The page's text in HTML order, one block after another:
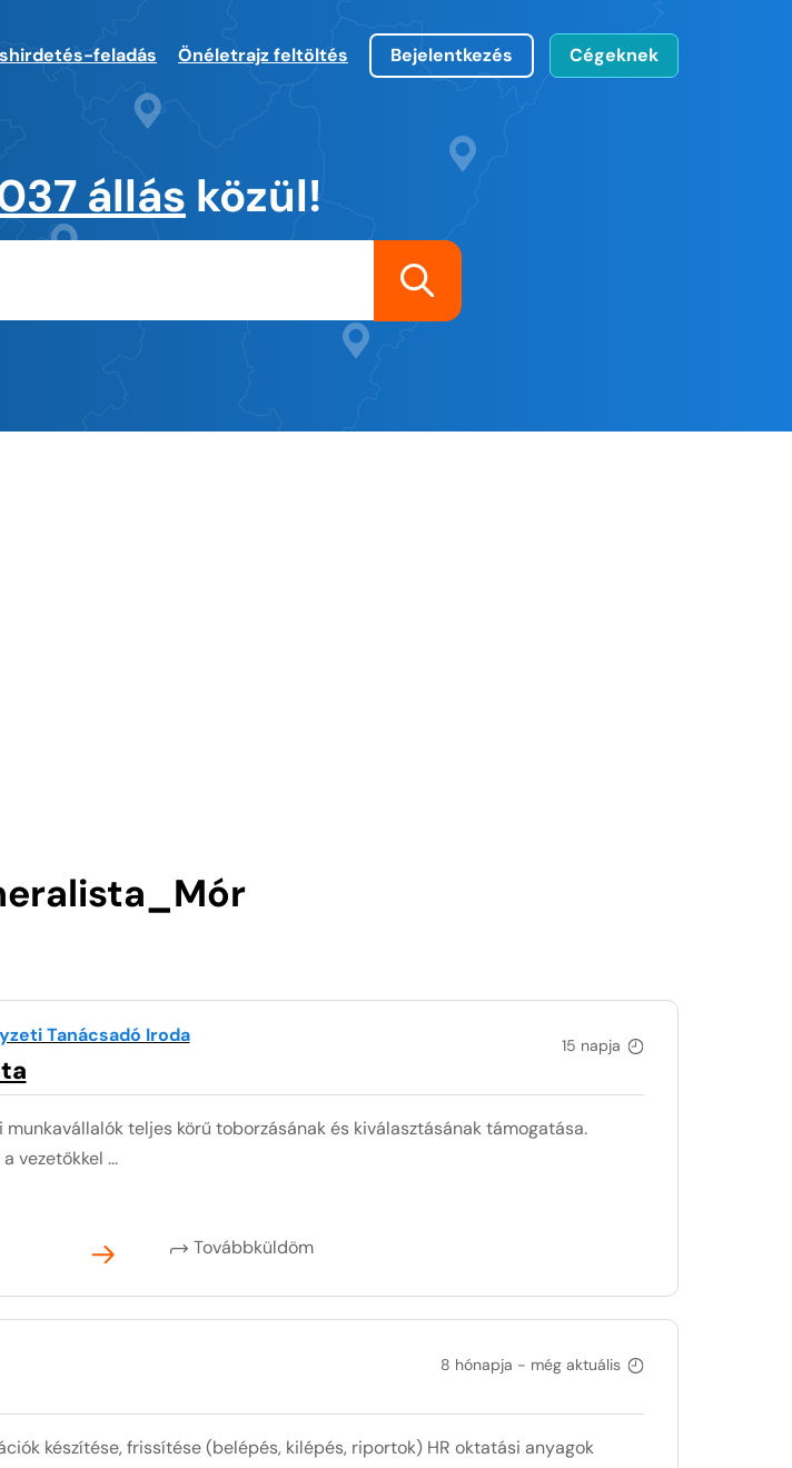
feladás Önéletrajz feltöltés Bejelentkezés Cégeknek
állás közül!
15 napja
Tanácsadó Iroda
munkavállalók teljes körű toborzásának és kiválasztásának támogatása.
vezetőkkel ...
Továbbküldöm
8 hónapja - még aktuális
készítése, frissítése (belépés, kilépés, riportok) HR oktatási anyagok